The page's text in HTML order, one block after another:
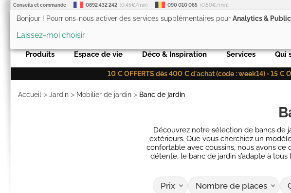
Conseils et commande 0892 432 242 (0,45€/min) 090 010 065 (0,50€/min)
Produits Espace de vie Déco & Inspiration Services Qui
10 € OFFERTS dès 400 € d'achat (code : week14) • 15 €
Accueil > Jardin > Mobilier de jardin > Banc de jardin
Découvrez notre sélection de bancs de
extérieurs. Que vous cherchiez un
confortable avec coussins, nous avons ce
détente, le banc de jardin s’adapte à
Prix Nombre de places
Bonjour ! Pourrions-nous activer des services supplémentaires pour Analytics &
Laissez-moi choisir